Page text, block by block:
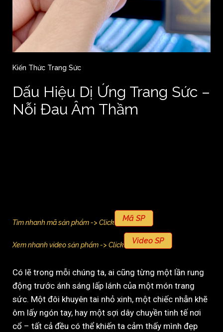
Kiến Thức Trang Sức
Dấu Hiệu Dị Ứng Trang Sức –
Nỗi Đau Âm Thầm
Tìm nhanh mã sản phẩm -> Click Mã SP
Xem nhanh video sản phẩm -> Click Video SP
Có lẽ trong mỗi chúng ta, ai cũng từng một lần rung
động trước ánh sáng lấp lánh của một món trang
sức. Một đôi khuyên tai nhỏ xinh, một chiếc nhẫn khẽ
ôm lấy ngón tay, hay một sợi dây chuyền tinh tế nơi
cổ – tất cả đều có thể khiến ta cảm thấy mình đẹp